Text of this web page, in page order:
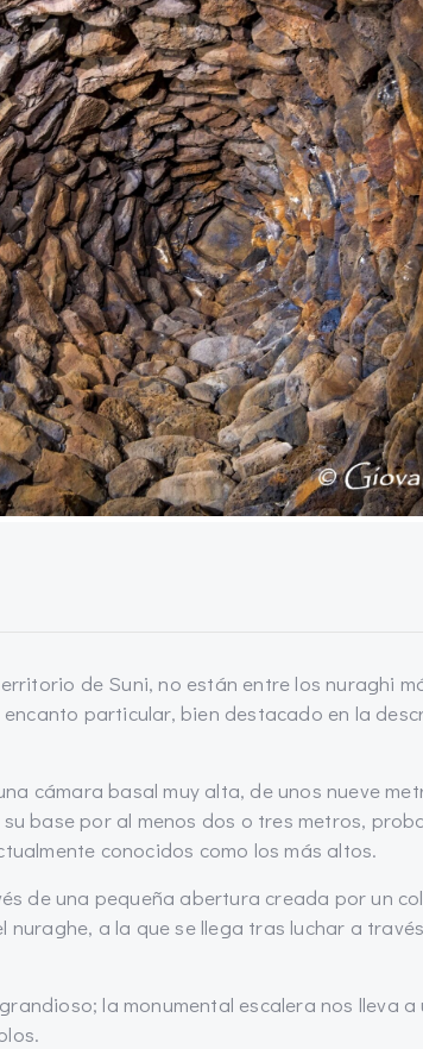
de Suni, no están entre los nuraghi
particular, bien destacado en la
cámara basal muy alta, de unos nueve
base por al menos dos o tres metros,
conocidos como los más altos.
de una pequeña abertura creada por un
nuraghe, a la que se llega tras luchar a
la monumental escalera nos lleva a